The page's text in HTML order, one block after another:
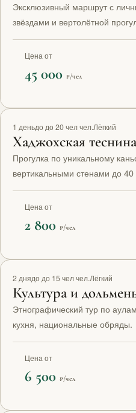
Эксклюзивный маршрут с
звёздами и вертолётной
Цена от
45 000 ₽/чел
1 деньдо до 20 чел чел.Лёгкий
Хаджохская теснина
Прогулка по уникальному
вертикальными стенами до 40
Цена от
2 800 ₽/чел
2 днядо до 15 чел чел.Лёгкий
Культура и
Этнографический тур по
кухня, национальные обряды.
Цена от
6 500 ₽/чел